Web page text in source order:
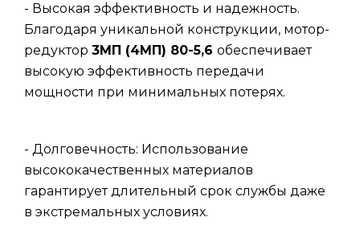
- Высокая эффективность и надежность.
Благодаря уникальной конструкции, мотор-
редуктор 3МП (4МП) 80-5,6 обеспечивает
высокую эффективность передачи
мощности при минимальных потерях.
- Долговечность: Использование
высококачественных материалов
гарантирует длительный срок службы даже
в экстремальных условиях.